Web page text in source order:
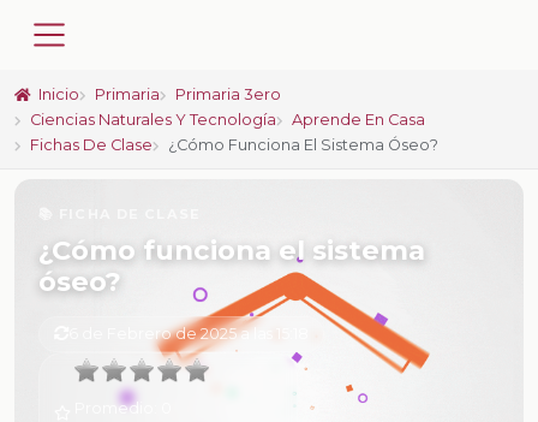
Inicio Primaria
Primaria 3ero
Ciencias Naturales Y Tecnología
Aprende En Casa
Fichas De Clase
¿Cómo Funciona El Sistema Óseo?
¿Cómo funciona el sistema
óseo?
6 de Febrero de 2025 a las 15:18
Promedio: